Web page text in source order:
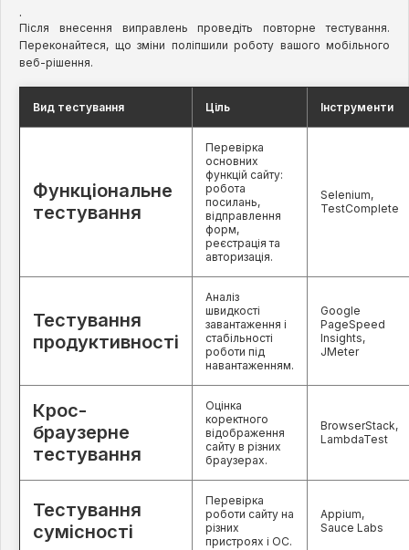
.
Після внесення виправлень проведіть повторне тестування.
Переконайтеся, що зміни поліпшили роботу вашого мобільного
веб-рішення.
Вид тестування Ціль Інструменти
Функціональне
тестування
Перевірка
основних
функцій сайту:
робота
посилань,
відправлення
форм,
реєстрація та
авторизація.
Selenium,
TestComplete
Тестування
продуктивності
Аналіз
швидкості
завантаження і
стабільності
роботи під
навантаженням.
Google
PageSpeed
Insights,
JMeter
Крос-
браузерне
тестування
Оцінка
коректного
відображення
сайту в різних
браузерах.
BrowserStack,
LambdaTest
Тестування
сумісності
Перевірка
роботи сайту на
різних
пристроях і ОС.
Appium,
Sauce Labs